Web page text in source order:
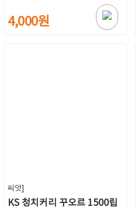
4,000원
씨앗]
KS 청치커리 꾸오르 1500립